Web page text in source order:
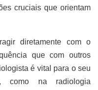
cruciais que orientam
diretamente com o
que com outros
é vital para o seu
como na radiologia